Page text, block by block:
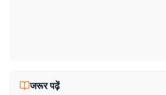
जरूर पढ़ें